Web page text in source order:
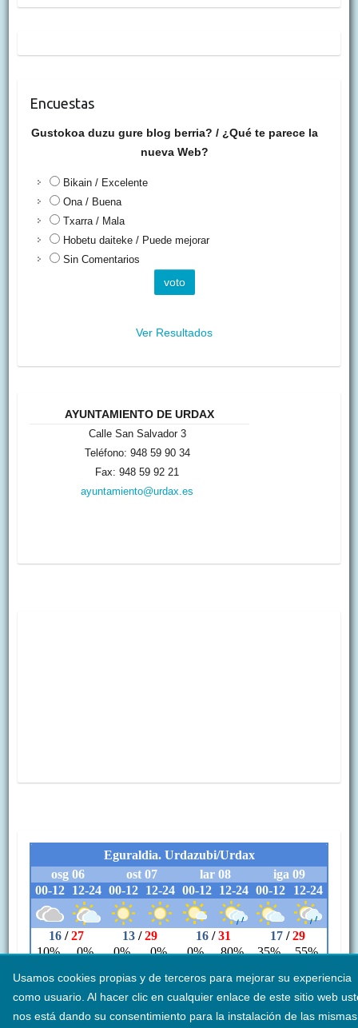
Usamos cookies propias y de terceros para mejorar su experiencia
como usuario. Al hacer clic en cualquier enlace de este sitio web
nos está dando su consentimiento para la instalación de las mismas
Encuestas
Gustokoa duzu gure blog berria? / ¿Qué te parece la
nueva Web?
Bikain / Excelente
Ona / Buena
Txarra / Mala
Hobetu daiteke / Puede mejorar
Sin Comentarios
Ver Resultados
AYUNTAMIENTO DE URDAX
Calle San Salvador 3
Teléfono: 948 59 90 34
Fax: 948 59 92 21
ayuntamiento@urdax.es